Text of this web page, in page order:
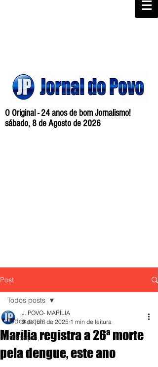
O Original - 24 anos de bom Jornalismo!
sábado, 8 de Agosto de 2026
Post
Todos posts
destaque,
Todos posts
Marília registra a 26ª morte
pela dengue, este ano
J. POVO- MARÍLIA
9 de jun. de 2025 1 min de leitura